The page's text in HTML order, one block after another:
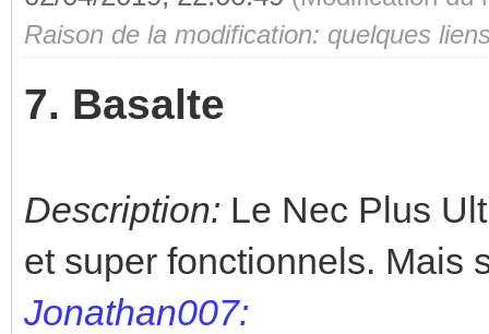
Raison de la modification: quelques
7. Basalte
Description: Le Nec Plus
et super fonctionnels. Mais
Jonathan007: